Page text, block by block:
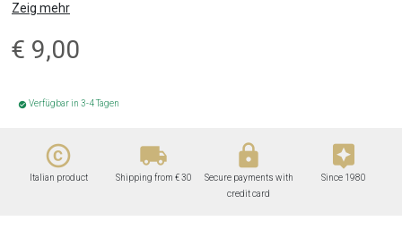
Zeig mehr
€ 9,00
check_circle Verfügbar in 3-4 Tagen
copyright
Italian product
local_shipping
Shipping from € 30
lock
Secure payments with
credit card
assistant
Since 1980